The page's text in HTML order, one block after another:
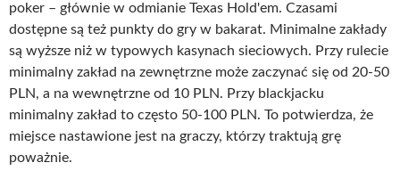
poker – głównie w odmianie Texas Hold'em. Czasami
dostępne są też punkty do gry w bakarat. Minimalne zakłady
są wyższe niż w typowych kasynach sieciowych. Przy rulecie
minimalny zakład na zewnętrzne może zaczynać się od 20-50
PLN, a na wewnętrzne od 10 PLN. Przy blackjacku
minimalny zakład to często 50-100 PLN. To potwierdza, że
miejsce nastawione jest na graczy, którzy traktują grę
poważnie.